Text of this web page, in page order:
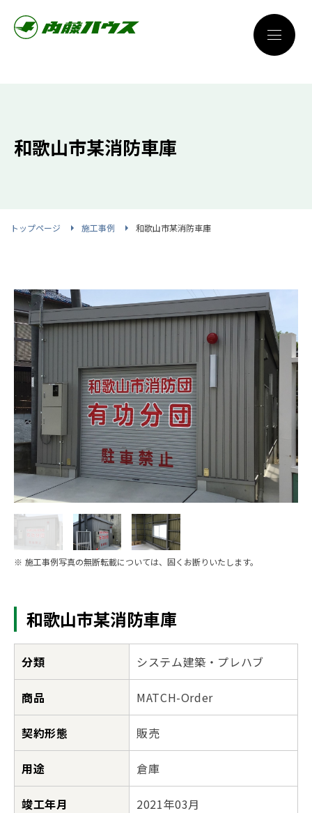
和歌山市某消防車庫
トップページ 施工事例 和歌山市某消防車庫
※ 施工事例写真の無断転載については、固くお断りいたします。
和歌山市某消防車庫
分類 システム建築・プレハブ
商品 MATCH-Order
契約形態 販売
用途 倉庫
竣工年月 2021年03月